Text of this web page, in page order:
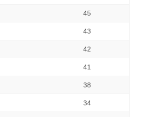
45
43
42
41
38
34